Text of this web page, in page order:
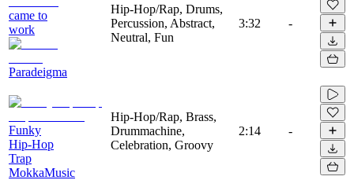
came to
work
Paradeigma
Hip-Hop/Rap, Drums,
Percussion, Abstract,
Neutral, Fun
3:32 -
Funky
Hip-Hop
Trap
MokkaMusic
Hip-Hop/Rap, Brass,
Drummachine,
Celebration, Groovy
2:14 -